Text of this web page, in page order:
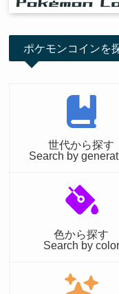
ポケモンコインを
世代から探す
Search by
色から探す
Search by color